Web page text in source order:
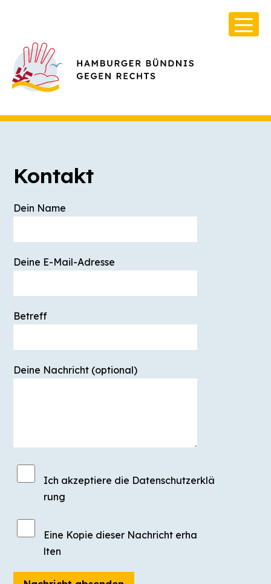
Über Uns
Kontakt
nach:
Kontakt
Dein Name
Deine E-Mail-Adresse
Betreff
Deine Nachricht (optional)
Ich akzeptiere die Datenschutzerklä
rung
Eine Kopie dieser Nachricht erha
lten